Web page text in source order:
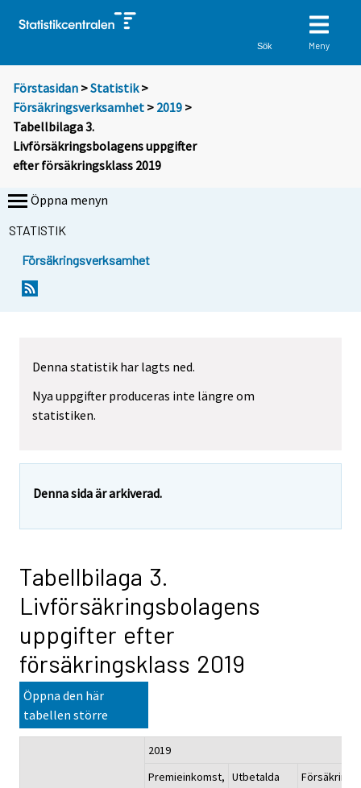
Sök Meny
Förstasidan >Statistik >
Försäkringsverksamhet > 2019 >
Tabellbilaga 3.
Livförsäkringsbolagens uppgifter
efter försäkringsklass 2019
Öppna menyn
STATISTIK
Försäkringsverksamhet
Denna statistik har lagts ned.
Nya uppgifter produceras inte längre om
statistiken.
Denna sida är arkiverad.
Tabellbilaga 3.
Livförsäkringsbolagens
uppgifter efter
försäkringsklass 2019
Öppna den här
tabellen större
2019
Premieinkomst, Utbetalda